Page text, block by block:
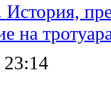
История,
на
23:14